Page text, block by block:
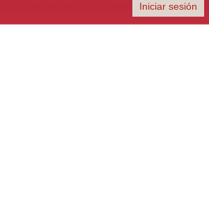
Autores sociales y originales
Iniciar sesión